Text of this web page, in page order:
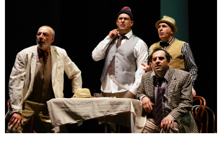
გოგონა, 10 000 ლარს
ოფიციალურად, სახალხოდ
გადავცემ" - გიგა ავალიანის
დედა განცხადებას ავრცელებს
10:45 / 07-08-2026
"აშშ კვლავაც ღრმად
შეშფოთებულია რუსეთის მიერ
საქართველოს ტერიტორიის
განგრძობადი ოკუპაციით" -
აშშ-ის საელჩო
17:12 / 07-08-2026
ორთოდონტია – რატომ უნდა
უმკურნალოთ თანკბილვის